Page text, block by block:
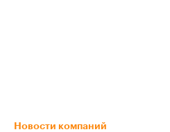
Новости компаний